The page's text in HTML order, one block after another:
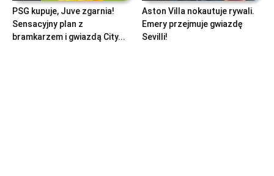
PSG kupuje, Juve zgarnia!
Sensacyjny plan z
bramkarzem i gwiazdą City...
Aston Villa nokautuje rywali.
Emery przejmuje gwiazdę
Sevilli!